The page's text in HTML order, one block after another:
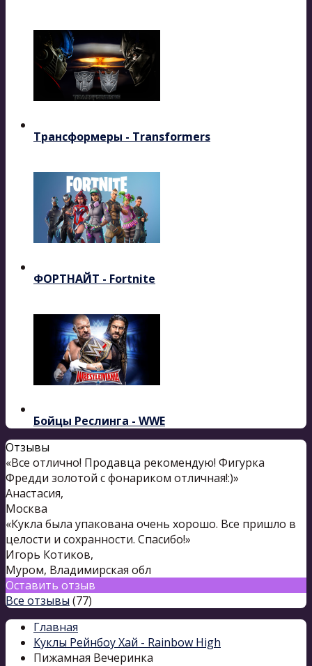
Трансформеры - Transformers
ФОРТНАЙТ - Fortnite
Бойцы Реслинга - WWE
Отзывы
«Все отлично! Продавца рекомендую! Фигурка
Фредди золотой с фонариком отличная!:)»
Анастасия,
Москва
«Кукла была упакована очень хорошо. Все пришло в
целости и сохранности. Спасибо!»
Игорь Котиков,
Муром, Владимирская обл
Оставить отзыв
Все отзывы (77)
Главная
Куклы Рейнбоу Хай - Rainbow High
Пижамная Вечеринка